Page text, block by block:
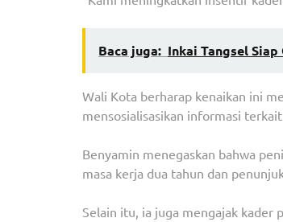
Baca juga: Inkai Tangsel Siap
Wali Kota berharap kenaikan ini
mensosialisasikan informasi
Benyamin menegaskan bahwa
masa kerja dua tahun dan
Selain itu, ia juga mengajak